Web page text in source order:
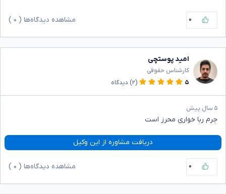
۰ مشاهده دیدگاه‌ها ( ۰
امید پوستچی
کارشناس حقوقی
۵
(۲) دیدگاه
۵ سال پیش
جرم ربا خواری محرز است
دریافت مشاوره از این وکیل
۰ مشاهده دیدگاه‌ها ( ۰